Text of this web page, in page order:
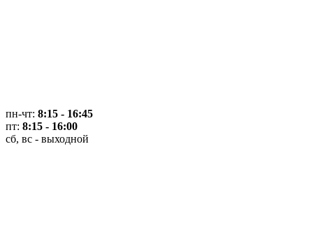
пн-чт: 8:15 - 16:45
пт: 8:15 - 16:00
сб, вс - выходной